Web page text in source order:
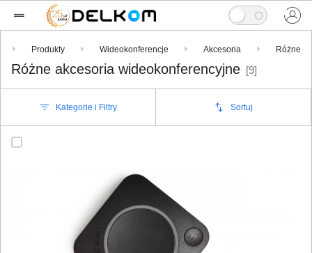
Produkty Wideokonferencje Akcesoria Różne
Różne akcesoria wideokonferencyjne [9]
Kategorie i Filtry Sortuj